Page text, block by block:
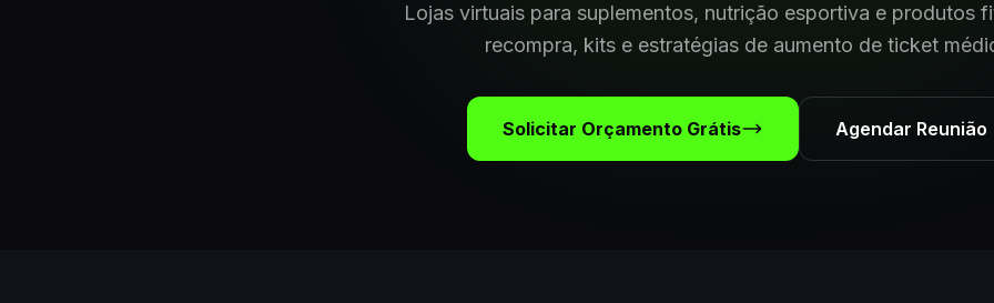
Lojas virtuais para suplementos, nutrição esportiva e produtos
recompra, kits e estratégias de aumento de ticket
Solicitar Orçamento Grátis Agendar Reunião